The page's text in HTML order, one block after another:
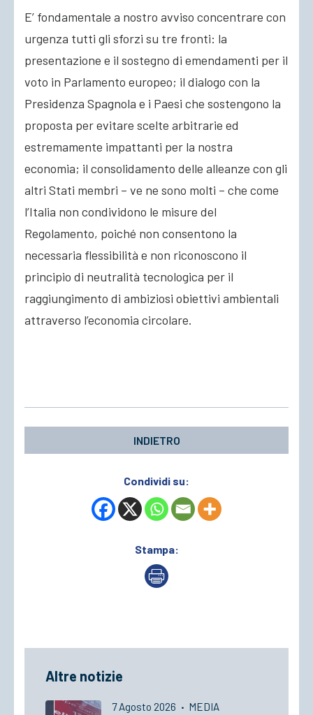
E’ fondamentale a nostro avviso concentrare con
urgenza tutti gli sforzi su tre fronti: la
presentazione e il sostegno di emendamenti per il
voto in Parlamento europeo; il dialogo con la
Presidenza Spagnola e i Paesi che sostengono la
proposta per evitare scelte arbitrarie ed
estremamente impattanti per la nostra
economia; il consolidamento delle alleanze con gli
altri Stati membri – ve ne sono molti – che come
l’Italia non condividono le misure del
Regolamento, poiché non consentono la
necessaria flessibilità e non riconoscono il
principio di neutralità tecnologica per il
raggiungimento di ambiziosi obiettivi ambientali
attraverso l’economia circolare.
INDIETRO
Condividi su:
Stampa:
Altre notizie
7 Agosto 2026 · MEDIA